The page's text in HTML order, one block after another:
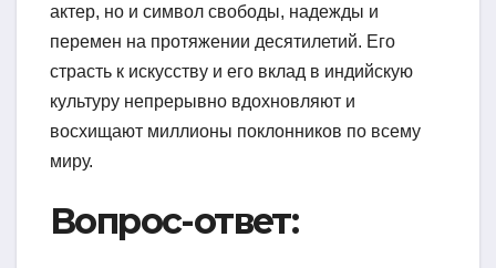
актер, но и символ свободы, надежды и
перемен на протяжении десятилетий. Его
страсть к искусству и его вклад в индийскую
культуру непрерывно вдохновляют и
восхищают миллионы поклонников по всему
миру.
Вопрос-ответ: